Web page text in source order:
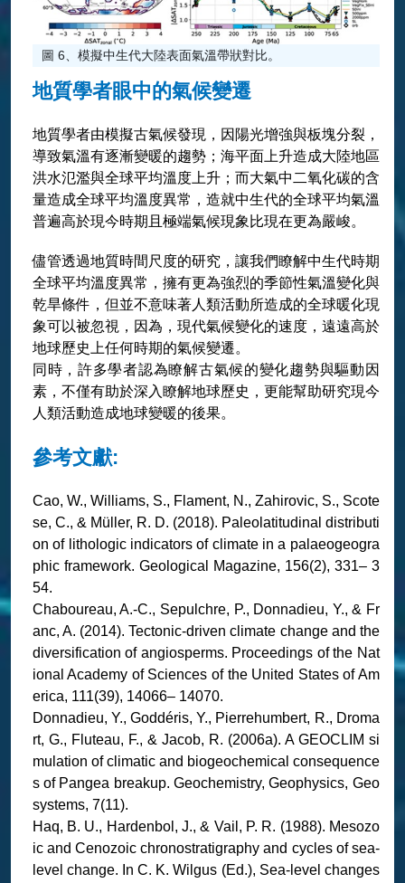
圖 6、模擬中生代大陸表面氣溫帶狀對比。
地質學者眼中的氣候變遷
地質學者由模擬古氣候發現，因陽光增強與板塊分裂，
導致氣溫有逐漸變暖的趨勢；海平面上升造成大陸地區
洪水氾濫與全球平均溫度上升；而大氣中二氧化碳的含
量造成全球平均溫度異常，造就中生代的全球平均氣溫
普遍高於現今時期且極端氣候現象比現在更為嚴峻。
儘管透過地質時間尺度的研究，讓我們瞭解中生代時期
全球平均溫度異常，擁有更為強烈的季節性氣溫變化與
乾旱條件，但並不意味著人類活動所造成的全球暖化現
象可以被忽視，因為，現代氣候變化的速度，遠遠高於
地球歷史上任何時期的氣候變遷。
同時，許多學者認為瞭解古氣候的變化趨勢與驅動因
素，不僅有助於深入瞭解地球歷史，更能幫助研究現今
人類活動造成地球變暖的後果。
參考文獻:
Cao, W., Williams, S., Flament, N., Zahirovic, S., Scote
se, C., & Müller, R. D. (2018). Paleolatitudinal distributi
on of lithologic indicators of climate in a palaeogeogra
phic framework. Geological Magazine, 156(2), 331– 3
54.
Chaboureau, A.-C., Sepulchre, P., Donnadieu, Y., & Fr
anc, A. (2014). Tectonic-driven climate change and the
diversification of angiosperms. Proceedings of the Nat
ional Academy of Sciences of the United States of Am
erica, 111(39), 14066– 14070.
Donnadieu, Y., Goddéris, Y., Pierrehumbert, R., Droma
rt, G., Fluteau, F., & Jacob, R. (2006a). A GEOCLIM si
mulation of climatic and biogeochemical consequence
s of Pangea breakup. Geochemistry, Geophysics, Geo
systems, 7(11).
Haq, B. U., Hardenbol, J., & Vail, P. R. (1988). Mesozo
ic and Cenozoic chronostratigraphy and cycles of sea-
level change. In C. K. Wilgus (Ed.), Sea-level changes